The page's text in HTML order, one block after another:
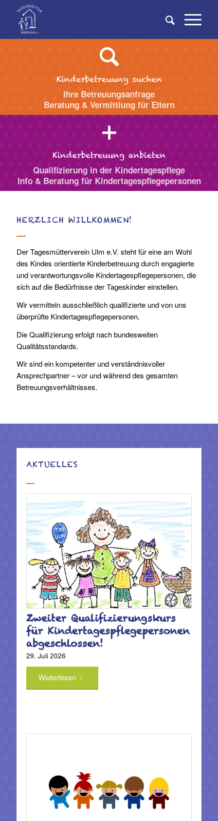
Kinderbetreuung suchen
Ihre Betreuungsanfrage
Beratung & Vermittlung für Eltern
Kinderbetreuung anbieten
Qualifizierung in der Kindertagespflege
Info & Beratung für Kindertagespflegepersonen
HERZLICH WILLKOMMEN!
Der Tagesmütterverein Ulm e.V. steht für eine am Wohl
des Kindes orientierte Kinderbetreuung durch engagierte
und verantwortungsvolle Kindertagespflegepersonen, die
sich auf die Bedürfnisse der Tageskinder einstellen.
Wir vermitteln ausschließlich qualifizierte und von uns
überprüfte Kindertagespflegepersonen.
Die Qualifizierung erfolgt nach bundesweiten
Qualitätsstandards.
Wir sind ein kompetenter und verständnisvoller
Ansprechpartner – vor und während des gesamten
Betreuungsverhältnisses.
AKTUELLES
Zweiter Qualifizierungskurs
für Kindertagespflegepersonen
abgeschlossen!
29. Juli 2026
Weiterlesen